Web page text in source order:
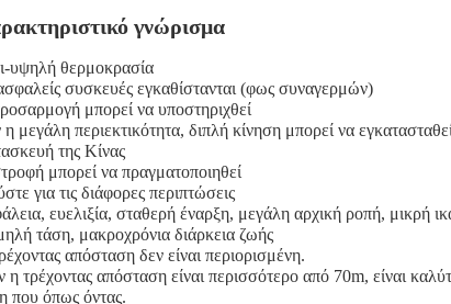
γνώρισμα
υψηλή θερμοκρασία
συσκευές εγκαθίστανται (φως συναγερμών)
μπορεί να υποστηριχθεί
μεγάλη περιεκτικότητα, διπλή κίνηση μπορεί να
της Κίνας
μπορεί να πραγματοποιηθεί
για τις διάφορες περιπτώσεις
ευελιξία, σταθερή έναρξη, μεγάλη αρχική ροπή, μικρή
τάση, μακροχρόνια διάρκεια ζωής
απόσταση δεν είναι περιορισμένη.
η τρέχοντας απόσταση είναι περισσότερο από 70m, είναι
που όπως όντας.